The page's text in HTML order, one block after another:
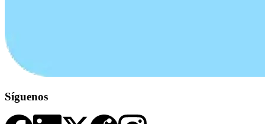
Síguenos